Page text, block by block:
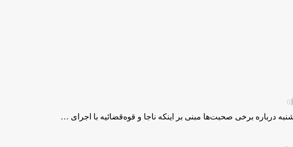
0
درباره برخی صحبت‌ها مبنی بر اینکه ناجا و قوه‌قضائیه با اجرای …